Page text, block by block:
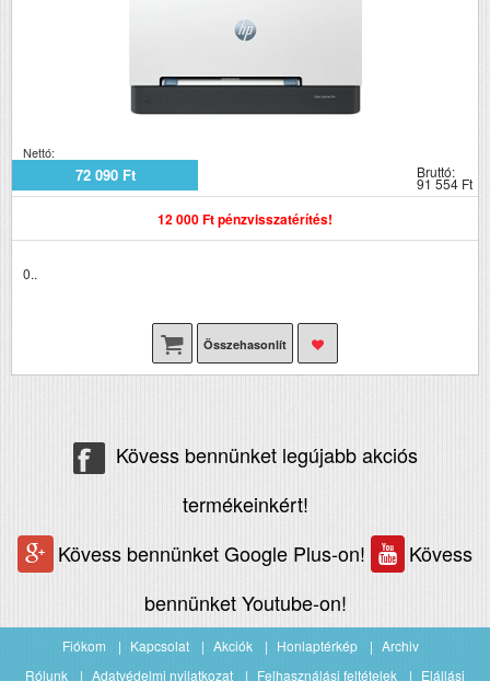
Nettó:
72 090 Ft Bruttó:
91 554 Ft
12 000 Ft pénzvisszatérítés!
0..
Összehasonlít
Kövess bennünket legújabb akciós
termékeinkért!
Kövess bennünket Google Plus-on!
Kövess
bennünket Youtube-on!
Fiókom Kapcsolat Akciók Honlaptérkép
Archiv
Rólunk
Adatvédelmi nyilatkozat Felhasználási feltételek Elállási